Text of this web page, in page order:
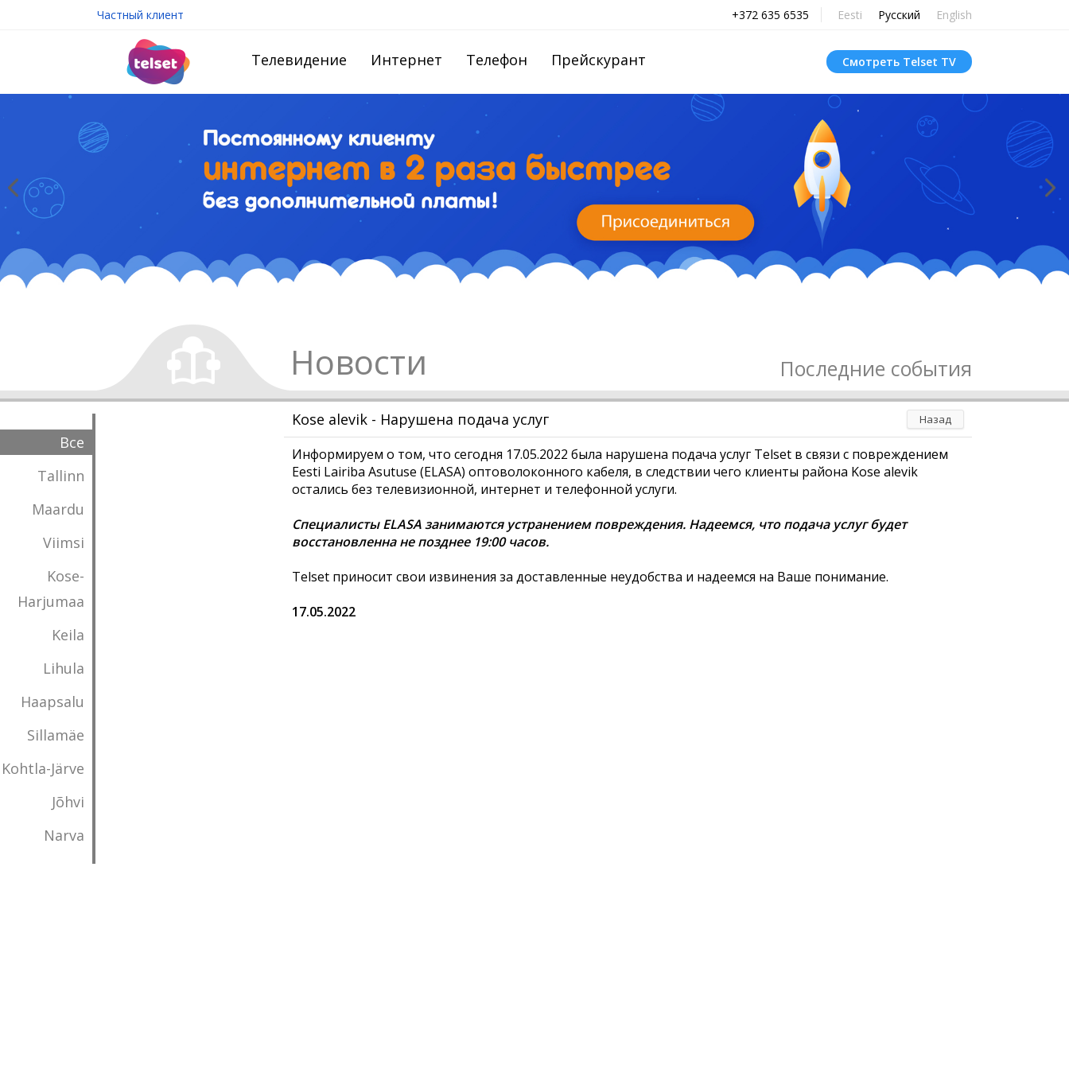
Частный клиент +372 635 6535 Eesti Русский English
Телевидение Интернет Телефон Прейскурант Смотреть Telset TV
Новости Последние события
Все
Tallinn
Maardu
Viimsi
Kose-
Harjumaa
Keila
Lihula
Haapsalu
Sillamäe
Kohtla-Järve
Jõhvi
Narva
Kose alevik - Нарушена подача услуг Назад
Информируем о том, что сегодня 17.05.2022 была нарушена подача услуг Telset в связи c повреждением
Eesti Lairiba Asutuse (ELASA) оптоволоконного кабеля, в следствии чего клиенты района Kose alevik
остались без телевизионной, интернет и телефонной услуги.
Специалисты ELASA занимаются устранением повреждения. Надеемся, что подача услуг будет
восстановленна не позднее 19:00 часов.
Telset приносит свои извинения за доставленные неудобства и надеемся на Ваше понимание.
17.05.2022